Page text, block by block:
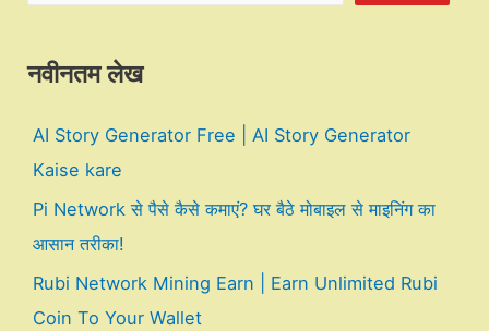
नवीनतम लेख
AI Story Generator Free | AI Story Generator
Kaise kare
Pi Network से पैसे कैसे कमाएं? घर बैठे मोबाइल से माइनिंग का
आसान तरीका!
Rubi Network Mining Earn | Earn Unlimited Rubi
Coin To Your Wallet